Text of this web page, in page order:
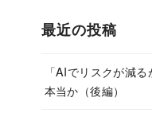
最近の投稿
「AIでリスクが減
本当か（後編）